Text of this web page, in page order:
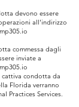
devono essere
all'indirizzo
commessa dagli
inviate a
cattiva condotta da
Florida verranno
Practices Services.